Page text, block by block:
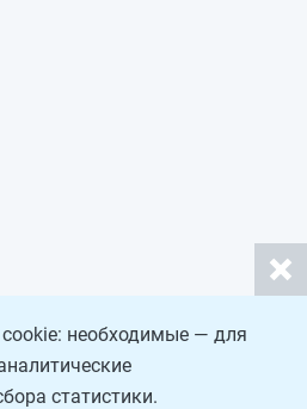
необходимые — для
статистики.